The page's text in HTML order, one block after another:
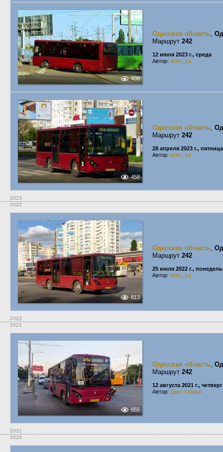
408
Одесская область,
Маршрут 242
12 июля 2023 г., среда
Автор: ariss_ka
458
Одесская область,
Маршрут 242
28 апреля 2023 г., пятница
Автор: ariss_ka
2023
2022
813
Одесская область,
Маршрут 242
25 июля 2022 г.,
Автор: ariss_ka
2022
2021
655
Одесская область,
Маршрут 242
12 августа 2021 г., четверг
Автор: Даня Гайдай
2021
2020